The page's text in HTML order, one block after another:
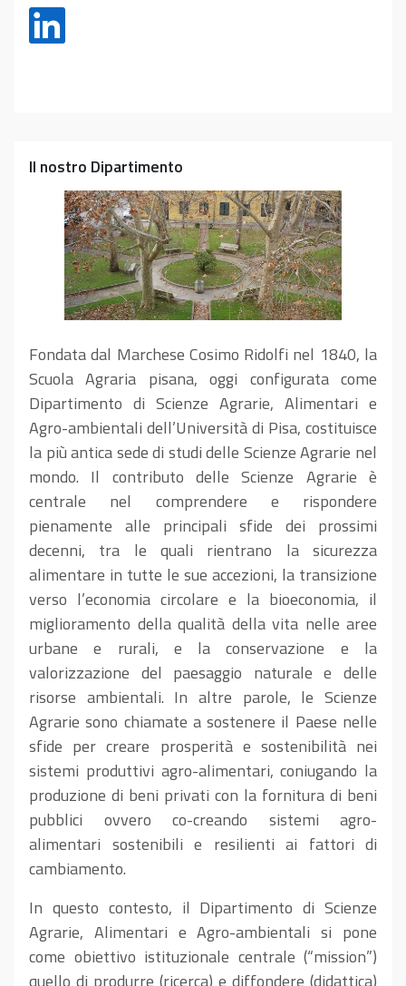
Il nostro Dipartimento
Fondata dal Marchese Cosimo Ridolfi nel 1840, la
Scuola Agraria pisana, oggi configurata come
Dipartimento di Scienze Agrarie, Alimentari e
Agro-ambientali dell’Università di Pisa, costituisce
la più antica sede di studi delle Scienze Agrarie nel
mondo. Il contributo delle Scienze Agrarie è
centrale nel comprendere e rispondere
pienamente alle principali sfide dei prossimi
decenni, tra le quali rientrano la sicurezza
alimentare in tutte le sue accezioni, la transizione
verso l’economia circolare e la bioeconomia, il
miglioramento della qualità della vita nelle aree
urbane e rurali, e la conservazione e la
valorizzazione del paesaggio naturale e delle
risorse ambientali. In altre parole, le Scienze
Agrarie sono chiamate a sostenere il Paese nelle
sfide per creare prosperità e sostenibilità nei
sistemi produttivi agro-alimentari, coniugando la
produzione di beni privati con la fornitura di beni
pubblici ovvero co-creando sistemi agro-
alimentari sostenibili e resilienti ai fattori di
cambiamento.
In questo contesto, il Dipartimento di Scienze
Agrarie, Alimentari e Agro-ambientali si pone
come obiettivo istituzionale centrale (“mission”)
quello di produrre (ricerca) e diffondere (didattica)